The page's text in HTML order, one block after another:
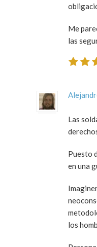
Me
las
Las
Puesto
en una
los